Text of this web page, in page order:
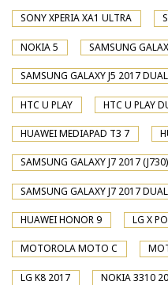
SONY XPERIA XA1 ULTRA
NOKIA 5 SAMSUNG
SAMSUNG GALAXY J5 2017
HTC U PLAY HTC U PLAY
HUAWEI MEDIAPAD T3 7
SAMSUNG GALAXY J7 2017 (J730)
SAMSUNG GALAXY J7 2017
HUAWEI HONOR 9 LG X
MOTOROLA MOTO C
LG K8 2017 NOKIA 3310